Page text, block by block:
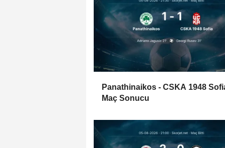
Panathinaikos - CSKA 1948
Maç Sonucu